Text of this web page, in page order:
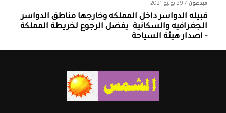
مبدعون / 29 يونيو 2021
قبيله الدواسر داخل المملكه وخارجها ‏مناطق الدواسر
الجغرافيه والسكانية ‏ يفضل الرجوع لخريطة المملكة
- اصدار هيئة السياحة